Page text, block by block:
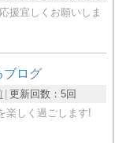
援宜しくお願いしま
ブログ
更新回数： 5回
楽しく過ごします!